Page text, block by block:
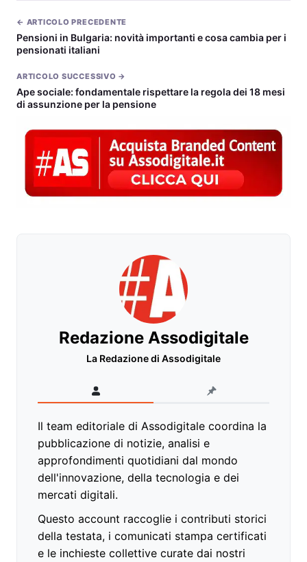
← ARTICOLO PRECEDENTE
Pensioni in Bulgaria: novità importanti e cosa cambia per i
pensionati italiani
ARTICOLO SUCCESSIVO →
Ape sociale: fondamentale rispettare la regola dei 18 mesi
di assunzione per la pensione
Redazione Assodigitale
La Redazione di Assodigitale
Il team editoriale di Assodigitale coordina la
pubblicazione di notizie, analisi e
approfondimenti quotidiani dal mondo
dell'innovazione, della tecnologia e dei
mercati digitali.
Questo account raccoglie i contributi storici
della testata, i comunicati stampa certificati
e le inchieste collettive curate dai nostri